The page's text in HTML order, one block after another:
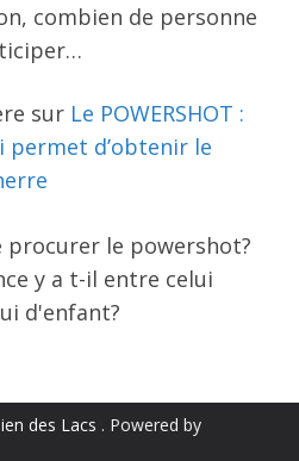
combien de personne
sur Le POWERSHOT :
permet d’obtenir le
procurer le powershot?
y a t-il entre celui
d'enfant?
des Lacs . Powered by